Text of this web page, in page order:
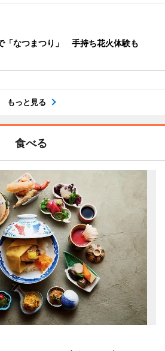
「なつまつり」 手持ち花火体験も
もっと見る
食べる